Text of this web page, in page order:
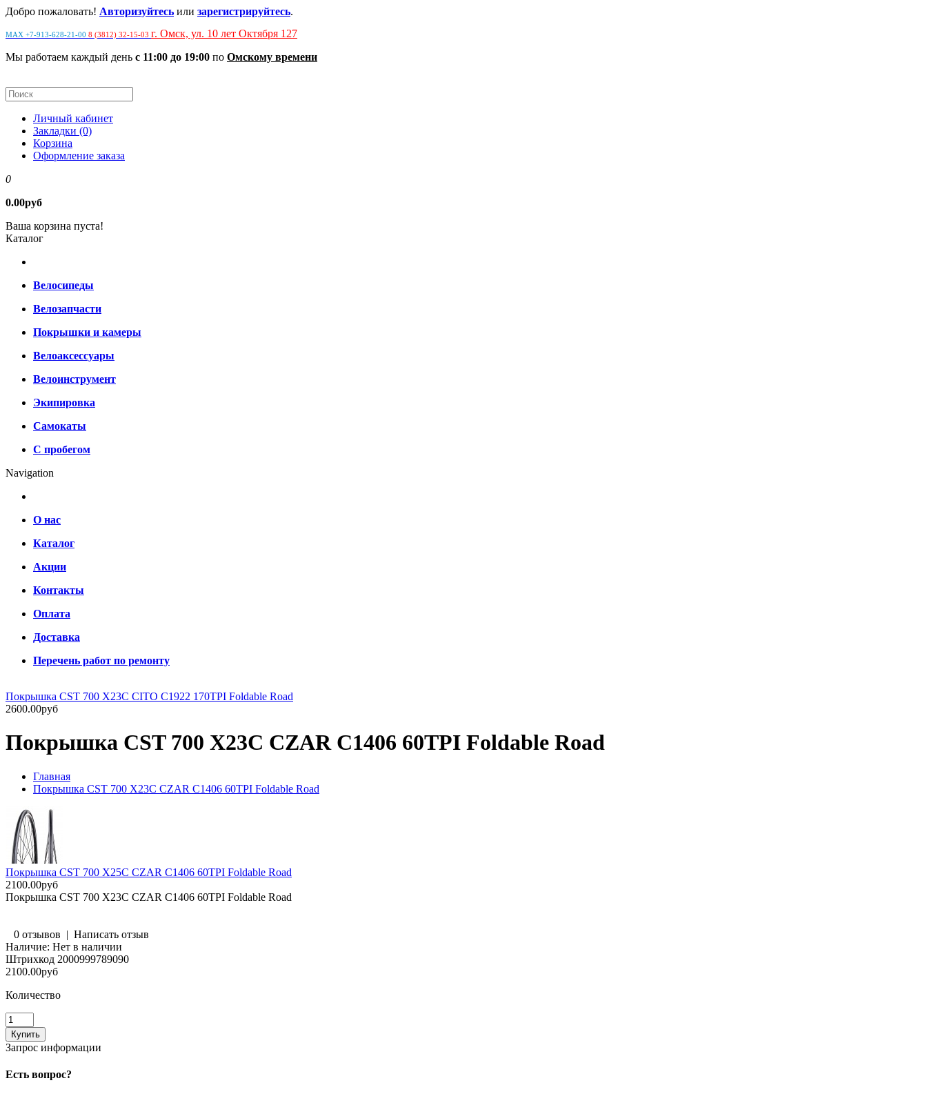
Добро пожаловать! Авторизуйтесь или зарегистрируйтесь.
MAX +7-913-628-21-00 8 (3812) 32-15-03 г. Омск, ул. 10 лет Октября 127
Мы работаем каждый день с 11:00 до 19:00 по Омскому времени
Личный кабинет
Закладки (0)
Корзина
Оформление заказа
0
0.00руб
Ваша корзина пуста!
Каталог
Велосипеды
Велозапчасти
Покрышки и камеры
Велоаксессуары
Велоинструмент
Экипировка
Самокаты
С пробегом
Navigation
О нас
Каталог
Акции
Контакты
Оплата
Доставка
Перечень работ по ремонту
Покрышка CST 700 X23C CITO C1922 170TPI Foldable Road
2600.00руб
Покрышка CST 700 X23C CZAR C1406 60TPI Foldable Road
Главная
Покрышка CST 700 X23C CZAR C1406 60TPI Foldable Road
Покрышка CST 700 X25C CZAR C1406 60TPI Foldable Road
2100.00руб
Покрышка CST 700 X23C CZAR C1406 60TPI Foldable Road
0 отзывов | Написать отзыв
Наличие: Нет в наличии
Штрихкод 2000999789090
2100.00руб
Количество
Запрос информации
Есть вопрос?